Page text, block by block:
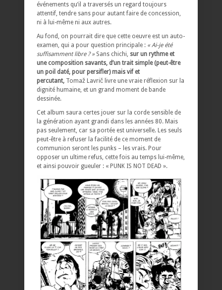
événements qu’il a traversés un regard toujours
attentif, tendre sans pour autant faire de concession,
ni à lui-même ni aux autres.
Au fond, on pourrait dire que cette oeuvre est un auto-
examen, qui a pour question principale : « Ai-je été
suffisamment libre ? » Sans chichi, sur un rythme et
une composition savants, d’un trait simple (peut-être
un poil daté, pour persifler) mais vif et
percutant, Tomaž Lavrič livre une vraie réflexion sur la
dignité humaine, et un grand moment de bande
dessinée.
Cet album saura certes jouer sur la corde sensible de
la génération ayant grandi dans les années 80. Mais
pas seulement, car sa portée est universelle. Les seuls
peut-être à refuser la facilité de ce moment de
communion seront les punks – les vrais. Pour
opposer un ultime refus, cette fois au temps lui-même,
et ainsi pouvoir gueuler : « PUNK IS NOT DEAD ».